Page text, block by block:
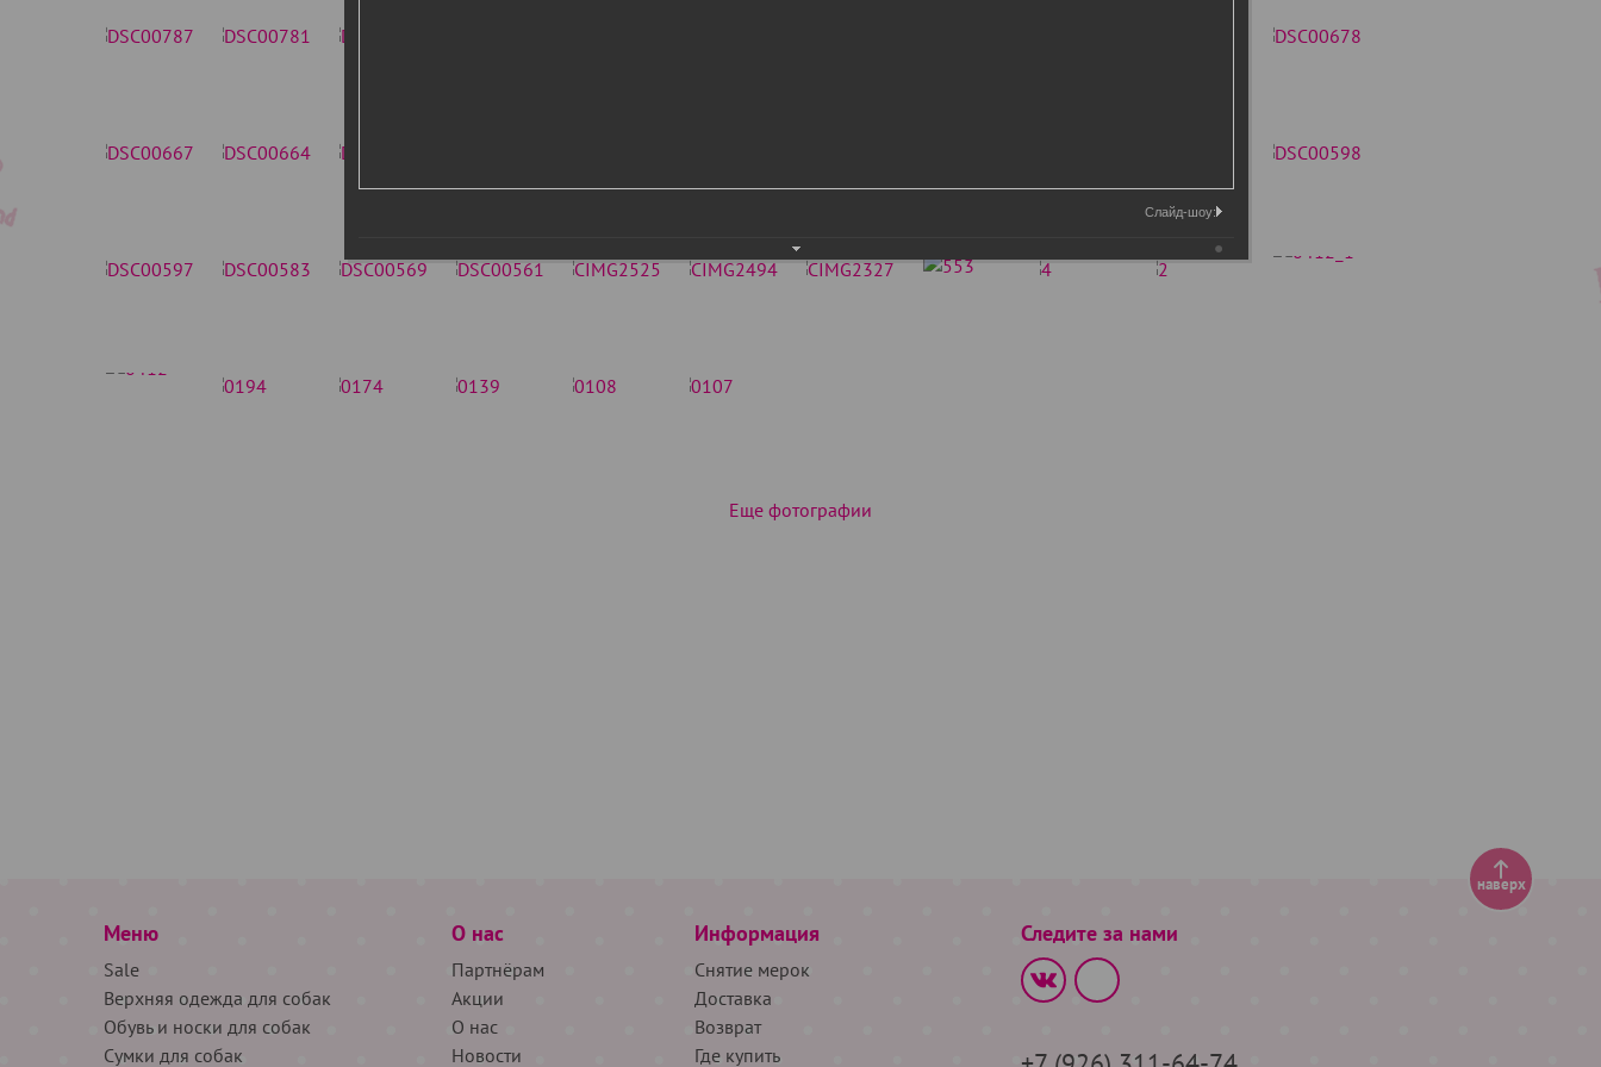
Еще фотографии
Меню
Sale
Верхняя одежда для собак
Обувь и носки для собак
Сумки для собак
О нас
Партнёрам
Акции
О нас
Новости
Информация
Снятие мерок
Доставка
Возврат
Где купить
Следите за нами
наверх
Слайд-шоу: